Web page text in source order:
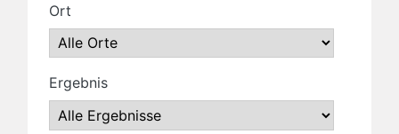
Ort
Ergebnis